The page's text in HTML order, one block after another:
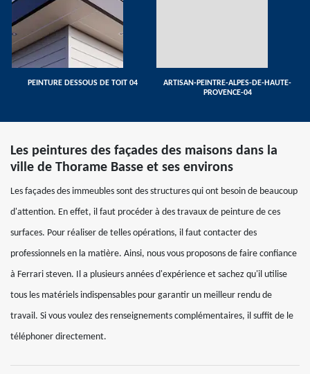
PEINTURE DESSOUS DE TOIT 04
ARTISAN-PEINTRE-ALPES-DE-HAUTE-
PROVENCE-04
Les peintures des façades des maisons dans la
ville de Thorame Basse et ses environs
Les façades des immeubles sont des structures qui ont besoin de beaucoup
d'attention. En effet, il faut procéder à des travaux de peinture de ces
surfaces. Pour réaliser de telles opérations, il faut contacter des
professionnels en la matière. Ainsi, nous vous proposons de faire confiance
à Ferrari steven. Il a plusieurs années d'expérience et sachez qu'il utilise
tous les matériels indispensables pour garantir un meilleur rendu de
travail. Si vous voulez des renseignements complémentaires, il suffit de le
téléphoner directement.